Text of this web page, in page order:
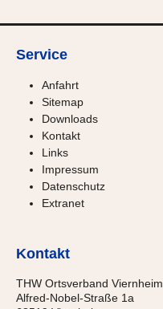
Service
Anfahrt
Sitemap
Downloads
Kontakt
Links
Impressum
Datenschutz
Extranet
Kontakt
THW Ortsverband Viernheim
Alfred-Nobel-Straße 1a